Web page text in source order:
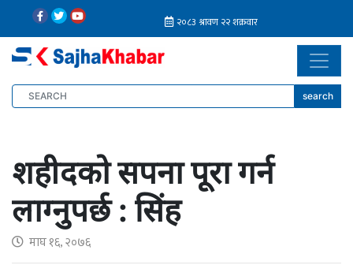
search
शहीदको सपना पूरा गर्न
लाग्नुपर्छ : सिंह
माघ १६, २०७६